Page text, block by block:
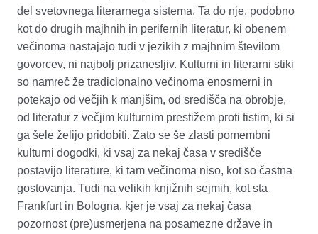
del svetovnega literarnega sistema. Ta do nje, podobno
kot do drugih majhnih in perifernih literatur, ki obenem
večinoma nastajajo tudi v jezikih z majhnim številom
govorcev, ni najbolj prizanesljiv. Kulturni in literarni stiki
so namreč že tradicionalno večinoma enosmerni in
potekajo od večjih k manjšim, od središča na obrobje,
od literatur z večjim kulturnim prestižem proti tistim, ki si
ga šele želijo pridobiti. Zato se še zlasti pomembni
kulturni dogodki, ki vsaj za nekaj časa v središče
postavijo literature, ki tamvečinoma niso, kot so častna
gostovanja. Tudi na velikih knjižnih sejmih, kot sta
Frankfurt in Bologna, kjerje vsaj za nekaj časa
pozornost (pre)usmerjena na posamezne države in